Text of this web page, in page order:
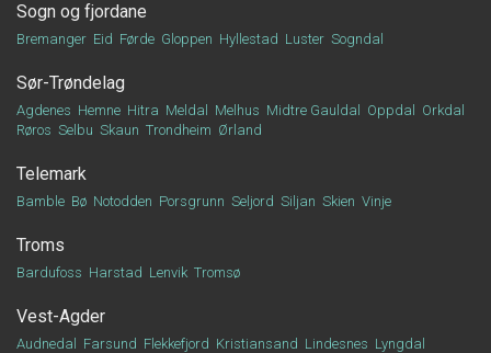
Sogn og fjordane
Bremanger Eid Førde Gloppen Hyllestad Luster Sogndal
Sør-Trøndelag
Agdenes Hemne Hitra Meldal Melhus Midtre Gauldal Oppdal
Orkdal
Røros Selbu Skaun Trondheim Ørland
Telemark
Bamble Bø Notodden Porsgrunn Seljord Siljan Skien Vinje
Troms
Bardufoss Harstad Lenvik Tromsø
Vest-Agder
Audnedal Farsund Flekkefjord Kristiansand Lindesnes Lyngdal